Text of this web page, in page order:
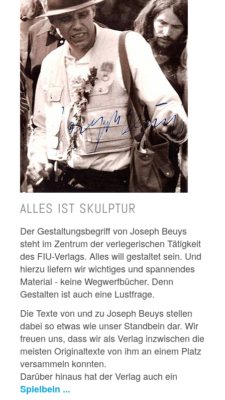
ALLES IST SKULPTUR
Der Gestaltungsbegriff von Joseph Beuys
steht im Zentrum der verlegerischen Tätigkeit
des FIU-Verlags. Alles will gestaltet sein. Und
hierzu liefern wir wichtiges und spannendes
Material - keine Wegwerfbücher. Denn
Gestalten ist auch eine Lustfrage.
Die Texte von und zu Joseph Beuys stellen
dabei so etwas wie unser Standbein dar. Wir
freuen uns, dass wir als Verlag inzwischen die
meisten Originaltexte von ihm an einem Platz
versammeln konnten.
Darüber hinaus hat der Verlag auch ein
Spielbein ...